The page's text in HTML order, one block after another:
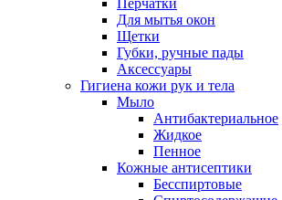
Перчатки
Для мытья окон
Щетки
Губки, ручные пады
Аксессуары
Гигиена кожи рук и тела
Мыло
Антибактериальное
Жидкое
Пенное
Кожные антисептики
Бесспиртовые